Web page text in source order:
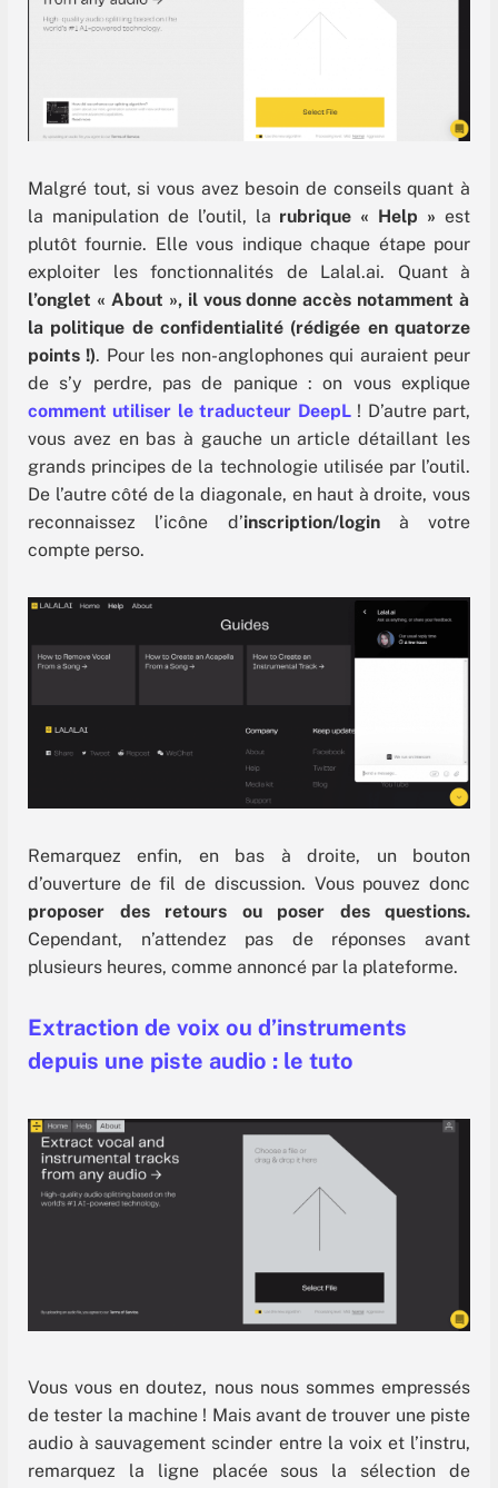
Malgré tout, si vous avez besoin de conseils quant à
la manipulation de l’outil, la rubrique « Help » est
plutôt fournie. Elle vous indique chaque étape pour
exploiter les fonctionnalités de Lalal.ai. Quant à
l’onglet « About », il vous donne accès notamment à
la politique de confidentialité (rédigée en quatorze
points !). Pour les non-anglophones qui auraient peur
de s’y perdre, pas de panique : on vous explique
comment utiliser le traducteur DeepL! D’autre part,
vous avez en bas à gauche un article détaillant les
grands principes de la technologie utilisée par l’outil.
De l’autre côté de la diagonale, en haut à droite, vous
reconnaissez l’icône d’inscription/loginà votre
compte perso.
Remarquez enfin, en bas à droite, un bouton
d’ouverture de fil de discussion. Vous pouvez donc
proposer des retours ou poser des questions.
Cependant, n’attendez pas de réponses avant
plusieurs heures, comme annoncé par la plateforme.
Extraction de voix ou d’instruments
depuis une piste audio : le tuto
Vous vous en doutez, nous nous sommes empressés
de tester la machine ! Mais avant de trouver une piste
audio à sauvagement scinder entre la voix et l’instru,
remarquez la ligne placée sous la sélection de